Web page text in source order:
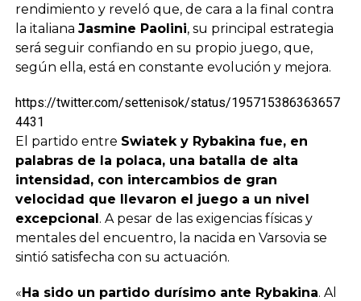
rendimiento y reveló que, de cara a la final contra
la italiana Jasmine Paolini, su principal estrategia
será seguir confiando en su propio juego, que,
según ella, está en constante evolución y mejora.
https://twitter.com/settenisok/status/195715386363657
4431
El partido entre Swiatek y Rybakina fue, en
palabras de la polaca, una batalla de alta
intensidad, con intercambios de gran
velocidad que llevaron el juego a un nivel
excepcional. A pesar de las exigencias físicas y
mentales del encuentro, la nacida en Varsovia se
sintió satisfecha con su actuación.
«Ha sido un partido durísimo ante Rybakina. Al